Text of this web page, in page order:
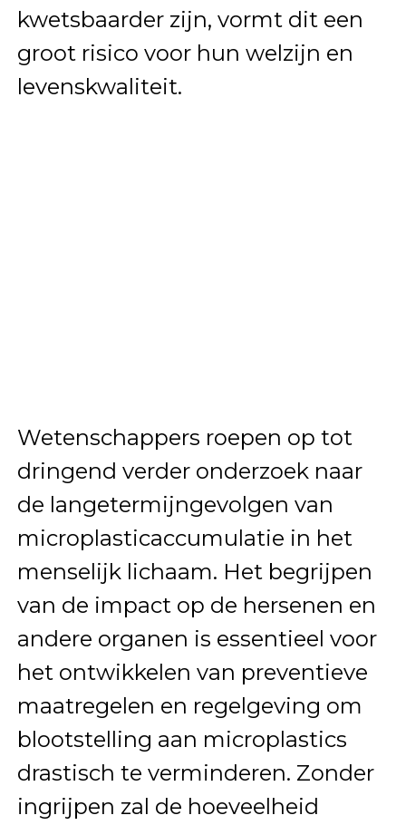
kwetsbaarder zijn, vormt dit een
groot risico voor hun welzijn en
levenskwaliteit.
Wetenschappers roepen op tot
dringend verder onderzoek naar
de langetermijngevolgen van
microplasticaccumulatie in het
menselijk lichaam. Het begrijpen
van de impact op de hersenen en
andere organen is essentieel voor
het ontwikkelen van preventieve
maatregelen en regelgeving om
blootstelling aan microplastics
drastisch te verminderen. Zonder
ingrijpen zal de hoeveelheid